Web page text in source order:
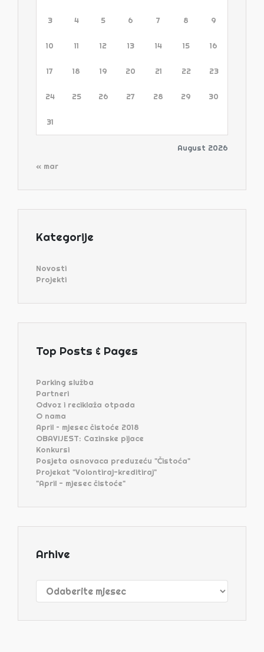
August 2026
3 4 5 6 7 8 9
10 11 12 13 14 15 16
17 18 19 20 21 22 23
24 25 26 27 28 29 30
31
« mar
Kategorije
Novosti
Projekti
Top Posts & Pages
Parking služba
Partneri
Odvoz i reciklaža otpada
O nama
April – mjesec čistoće 2018
OBAVIJEST: Cazinske pijace
Konkursi
Posjeta osnovaca preduzeću "Čistoća"
Projekat "Volontiraj-kreditiraj"
"April - mjesec čistoće"
Arhive